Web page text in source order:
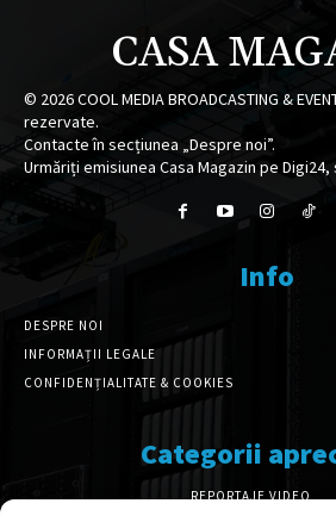
CASA
© 2026COOL MEDIA BROADCASTING &
rezervate.
Contacte în secțiunea „Despre noi”.
Urmăriți emisiunea Casa Magazin pe
Info
DESPRE NOI
INFORMAȚII LEGALE
CONFIDENȚIALITATE & COOKIES
Categorii
REPORTAJE VIDEO